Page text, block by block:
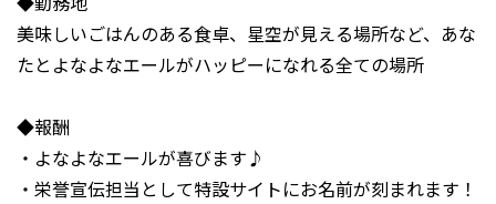
美味しいごはんのある食卓、星空が見える場所など、あな
たとよなよなエールがハッピーになれる全ての場所
◆報酬
・よなよなエールが喜びます♪
・栄誉宣伝担当として特設サイトにお名前が刻まれます！